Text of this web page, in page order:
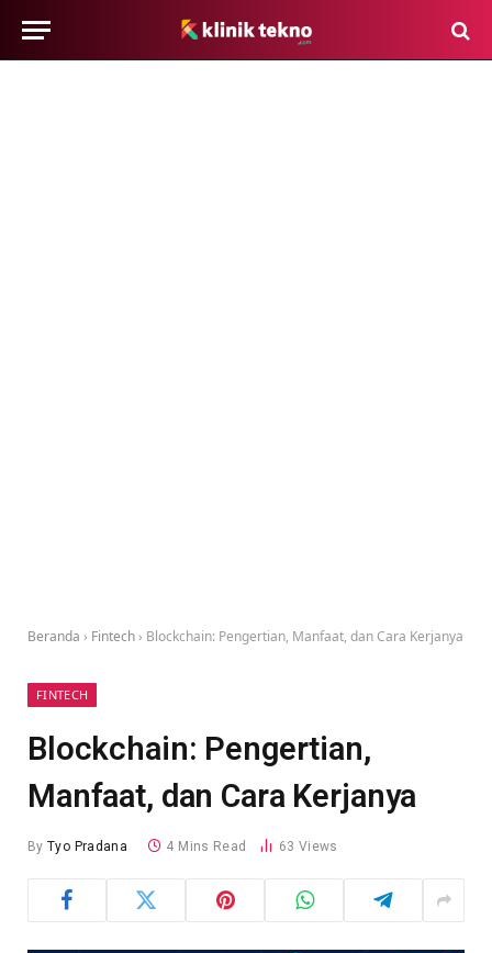
Beranda › Fintech › Blockchain: Pengertian, Manfaat, dan Cara Kerjanya
FINTECH
Blockchain: Pengertian,
Manfaat, dan Cara Kerjanya
By Tyo Pradana 4 Mins Read 63 Views